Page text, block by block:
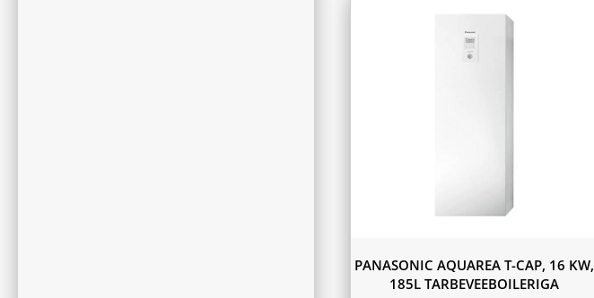
PANASONIC AQUAREA T-CAP, 16 KW,
185L TARBEVEEBOILERIGA